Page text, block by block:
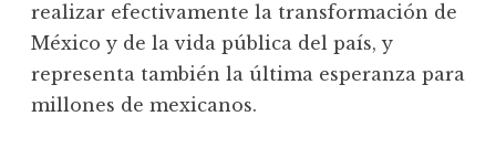
realizar efectivamente la transformación de
México y de la vida pública del país, y
representa también la última esperanza para
millones de mexicanos.